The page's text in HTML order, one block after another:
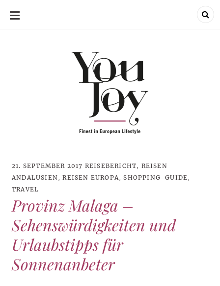
SKIP
21. SEPTEMBER 2017 REISEBERICHT, REISEN
ANDALUSIEN,REISEN EUROPA,SHOPPING-GUIDE,
TRAVEL
Provinz Malaga –
Sehenswürdigkeiten und
Urlaubstipps für
Sonnenanbeter